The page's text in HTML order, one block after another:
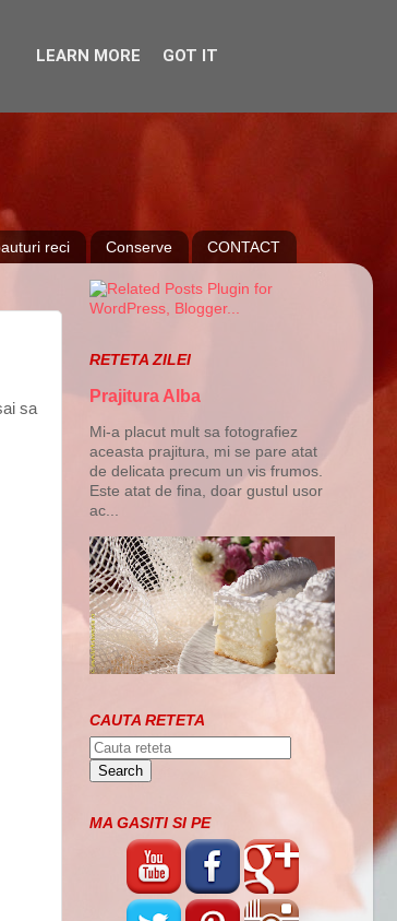
reci Conserve CONTACT
sa
RETETA ZILEI
Prajitura Alba
Mi-a placut mult sa fotografiez
aceasta prajitura, mi se pare atat
de delicata precum un vis frumos.
Este atat de fina, doar gustul usor
ac...
CAUTA RETETA
MA GASITI SI PE
LEARN MORE GOT IT